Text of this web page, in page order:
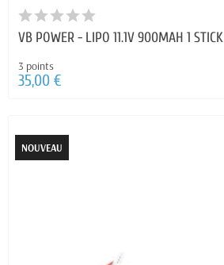
VB POWER - LIPO 11.1V 900MAH 1 STICK
3 points
35,00 €
NOUVEAU